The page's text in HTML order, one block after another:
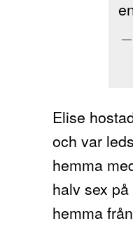
Elise
och var
hemma
halv sex
hemma